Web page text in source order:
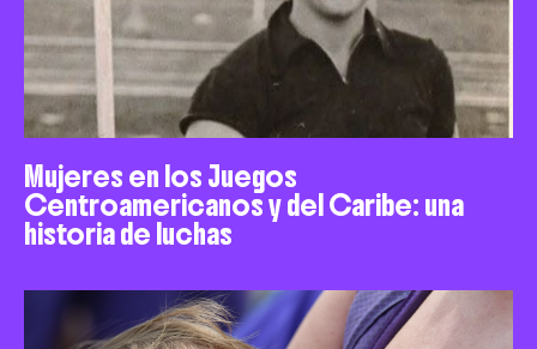
Mujeres en los Juegos
Centroamericanos y del Caribe: una
historia de luchas